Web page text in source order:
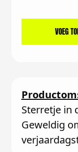
VOEG
Sterretje in
Geweldig